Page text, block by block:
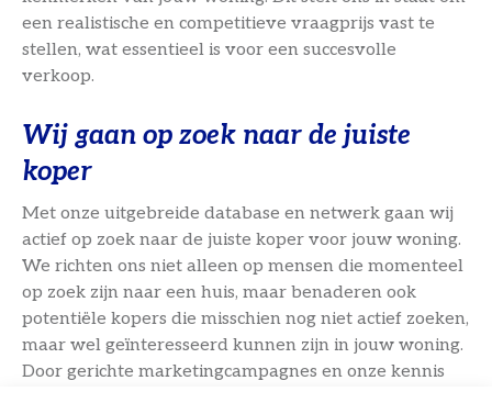
een realistische en competitieve vraagprijs vast te
stellen, wat essentieel is voor een succesvolle
verkoop.
Wij gaan op zoek naar de juiste
koper
Met onze uitgebreide database en netwerk gaan wij
actief op zoek naar de juiste koper voor jouw woning.
We richten ons niet alleen op mensen die momenteel
op zoek zijn naar een huis, maar benaderen ook
potentiële kopers die misschien nog niet actief zoeken,
maar wel geïnteresseerd kunnen zijn in jouw woning.
Door gerichte marketingcampagnes en onze kennis